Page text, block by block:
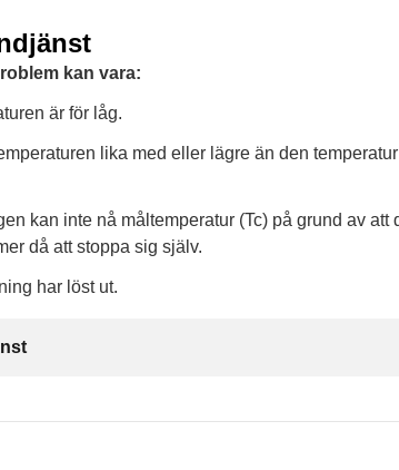
kan vara:
är för låg.
lika med eller lägre än den
kan inte nå måltemperatur (Tc) på grund av att
då att stoppa sig själv.
har löst ut.